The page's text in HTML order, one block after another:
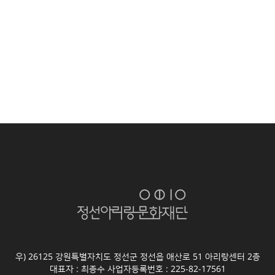
우) 26125 강원특별자치도 정선군 정선읍 애산로 51 아리랑센터 2층
대표자 : 최종수 사업자등록번호 : 225-82-17561